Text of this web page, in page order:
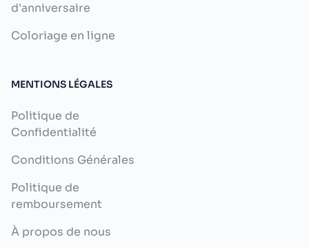
d'anniversaire
Coloriage en ligne
MENTIONS LÉGALES
Politique de
Confidentialité
Conditions Générales
Politique de
remboursement
À propos de nous